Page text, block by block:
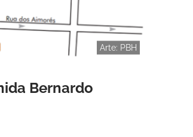
Arte: PBH
Bernardo